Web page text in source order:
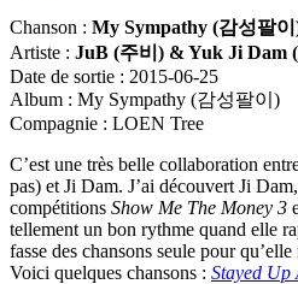
Chanson : My Sympathy (감성팔
Artiste : JuB (주비) & Yuk Ji Dam (
Date de sortie : 2015-06-25
Album : My Sympathy (감성팔이)
Compagnie : LOEN Tree
C’est une très belle collaboration
pas) et Ji Dam. J’ai découvert Ji
compétitions Show Me The Money 3
tellement un bon rythme quand elle
fasse des chansons seule pour
Voici quelques chansons : Stayed